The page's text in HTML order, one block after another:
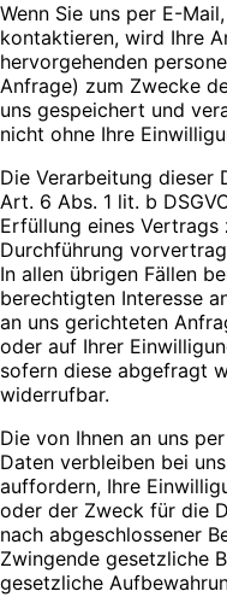
Wenn Sie uns per E-
kontaktieren, wird Ihre
hervorgehenden
Anfrage) zum Zwecke
uns gespeichert und
nicht ohne Ihre
Die Verarbeitung dieser
Art. 6 Abs. 1 lit. b
Erfüllung eines
Durchführung
In allen übrigen Fällen
berechtigten Interesse
an uns gerichteten
oder auf Ihrer
sofern diese abgefragt
widerrufbar.
Die von Ihnen an uns
Daten verbleiben bei
auffordern, Ihre
oder der Zweck für die
nach abgeschlossener
Zwingende gesetzliche
gesetzliche